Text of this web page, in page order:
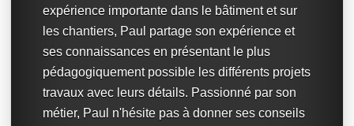
expérience importante dans le bâtiment et sur
les chantiers, Paul partage son expérience et
ses connaissances en présentant le plus
pédagogiquement possible les différents projets
travaux avec leurs détails. Passionné par son
métier, Paul n'hésite pas à donner ses conseils